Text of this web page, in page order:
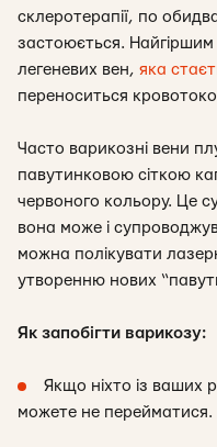
склеротерапії, по
застоюється.
легеневих вен, яка
переноситься
Часто варикозні вени
павутинковою сіткою
червоного кольору. Це
вона може і
можна полікувати
утворенню нових
Як запобігти варикозу:
Якщо ніхто із ваших
можете не перейматися.